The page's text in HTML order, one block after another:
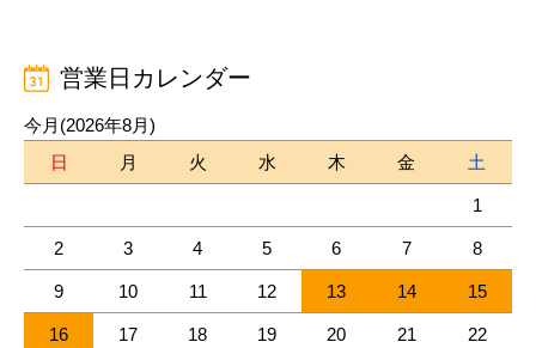
営業日カレンダー
今月(2026年8月)
日
月 火 水 木 金 土
1
2 3 4 5 6 7 8
9 10 11 12 13 14 15
16 17 18 19 20 21 22